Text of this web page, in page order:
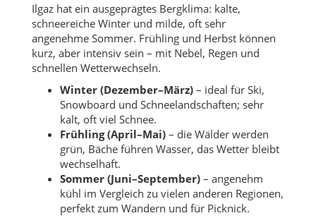
Ilgaz hat ein ausgeprägtes Bergklima: kalte,
schneereiche Winter und milde, oft sehr
angenehme Sommer. Frühling und Herbst können
kurz, aber intensiv sein – mit Nebel, Regen und
schnellen Wetterwechseln.
Winter (Dezember–März) – ideal für Ski,
Snowboard und Schneelandschaften; sehr
kalt, oft viel Schnee.
Frühling (April–Mai) – die Wälder werden
grün, Bäche führen Wasser, das Wetter bleibt
wechselhaft.
Sommer (Juni–September) – angenehm
kühl im Vergleich zu vielen anderen Regionen,
perfekt zum Wandern und für Picknick.